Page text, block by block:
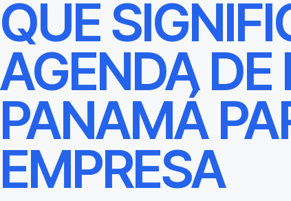
QUÉ
AGENDA DE
PANAMÁ
EMPRESA